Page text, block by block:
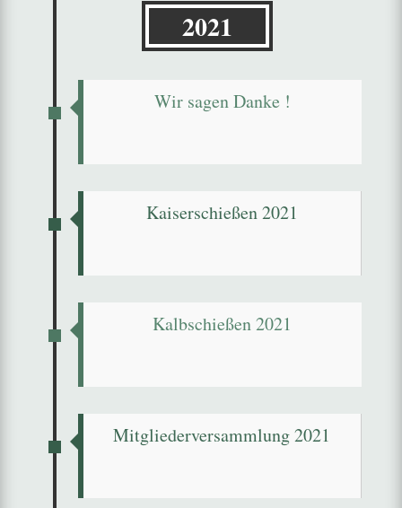
2021
Wir sagen Danke !
Kaiserschießen 2021
Kalbschießen 2021
Mitgliederversammlung 2021